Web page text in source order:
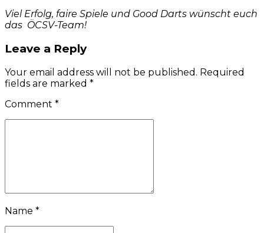
Viel Erfolg, faire Spiele und Good Darts wünscht euch
das ÖCSV-Team!
Leave a Reply
Your email address will not be published. Required
fields are marked *
Comment *
Name *